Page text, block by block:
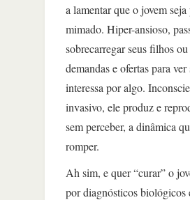
a lamentar que o jovem
mimado. Hiper-ansioso,
sobrecarregar seus filhos
demandas e ofertas para ver
interessa por algo.
invasivo, ele produz e
sem perceber, a dinâmica
romper.
Ah sim, e quer “curar” o
por diagnósticos biológicos